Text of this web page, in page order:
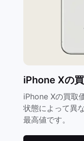
iPhone Xの
iPhone Xの買取
状態によって異
最高値です。